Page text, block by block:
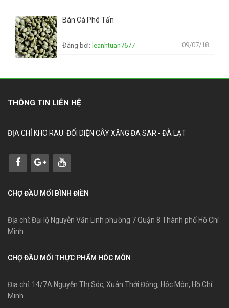
Bán Cà Phê Tấn
Đăng bởi: leanhtuan7677 09/07/18
THÔNG TIN LIÊN HỆ
ĐỊA CHỈ KHO RAU: ĐỐI DIỆN CÂY XĂNG ĐA SAR - ĐÀ LẠT
CHỢ ĐẦU MỐI BÌNH ĐIỀN
Địa chỉ: Đại lộ Nguyễn Văn Linh phường 7 Quận 8 Thành phố Hồ Chí
Minh
CHỢ ĐẦU MỐI THỰC PHẨM HÓC MÔN
Địa chỉ: 14/7A Nguyễn Thị Sóc, Xuân Thới Đông, Hóc Môn, Hồ Chí
Minh